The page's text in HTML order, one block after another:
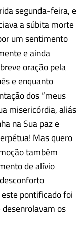
segunda-feira, e
a súbita morte
um sentimento
e ainda
oração pela
e enquanto
dos “meus
misericórdia, aliás
na Sua paz e
Mas quero
também
de alívio
pontificado foi
os